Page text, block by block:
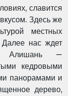
славится
Здесь же
местных
Далее нас ждет
Алишань —
кедровыми
панорамами и
дерево,